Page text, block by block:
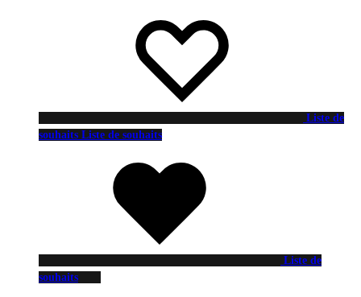
Liste de
souhaits Liste de souhaits
Liste de
souhaits